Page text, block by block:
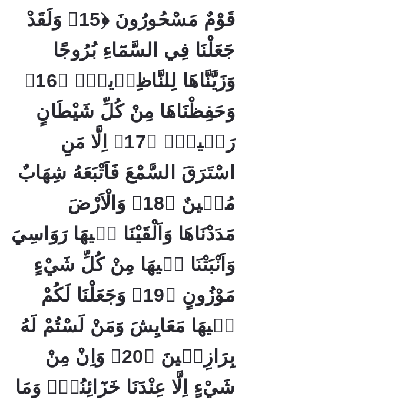
قَوْمٌ مَسْحُورُونَ ﴿15﴾ وَلَقَدْ
جَعَلْنَا فِي السَّمَٓاءِ بُرُوجًا
وَزَيَّنَّاهَا لِلنَّاظِرٖينَۙ ﴿16﴾
وَحَفِظْنَاهَا مِنْ كُلِّ شَيْطَانٍ
رَجٖيمٍۙ ﴿17﴾ اِلَّا مَنِ
اسْتَرَقَ السَّمْعَ فَاَتْبَعَهُ شِهَابٌ
مُبٖينٌ ﴿18﴾ وَالْاَرْضَ
مَدَدْنَاهَا وَاَلْقَيْنَا فٖيهَا رَوَاسِيَ
وَاَنْبَتْنَا فٖيهَا مِنْ كُلِّ شَيْءٍ
مَوْزُونٍ ﴿19﴾ وَجَعَلْنَا لَكُمْ
فٖيهَا مَعَايِشَ وَمَنْ لَسْتُمْ لَهُ
بِرَازِقٖينَ ﴿20﴾ وَاِنْ مِنْ
شَيْءٍ اِلَّا عِنْدَنَا خَزَٓائِنُهُؗ وَمَا